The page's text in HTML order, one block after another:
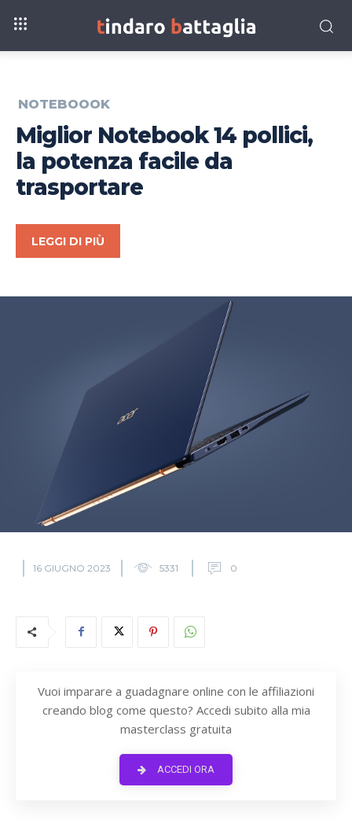
NOTEBOOOK
Miglior Notebook 14 pollici,
la potenza facile da
trasportare
LEGGI DI PIÙ
16 GIUGNO 2023 5331 0
Vuoi imparare a guadagnare online con le affiliazioni
creando blog come questo? Accedi subito alla mia
masterclass gratuita
ACCEDI ORA